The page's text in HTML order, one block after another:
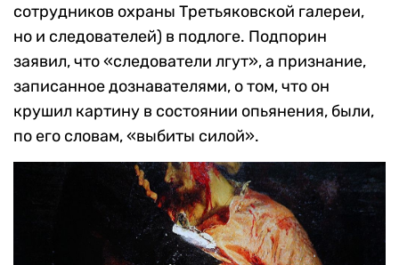
сотрудников охраны Третьяковской галереи,
но и следователей) в подлоге. Подпорин
заявил, что «следователи лгут», а признание,
записанное дознавателями, о том, что он
крушил картину в состоянии опьянения, были,
по его словам, «выбиты силой».